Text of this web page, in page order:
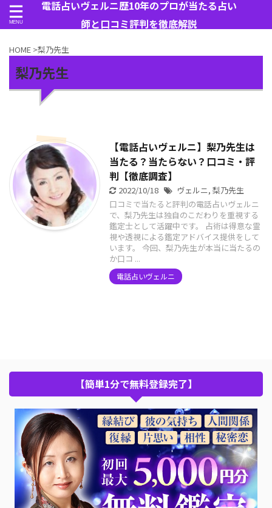
電話占いヴェルニ歴10年のプロが当たる占い
師と口コミ評判を徹底解説
HOME >梨乃先生
梨乃先生
【電話占いヴェルニ】梨乃先生は
当たる？当たらない？口コミ・評
判【徹底調査】
2022/10/18 ヴェルニ, 梨乃先生
口コミで当たると評判の電話占いヴェルニ
で、梨乃先生は独自のこだわりを重視する
鑑定士として活躍中です。 占術は得意な霊
視や透視による鑑定アドバイス提供をして
います。 今回、梨乃先生が本当に当たるの
か口コ ...
電話占いヴェルニ
【簡単1分で無料登録完了】